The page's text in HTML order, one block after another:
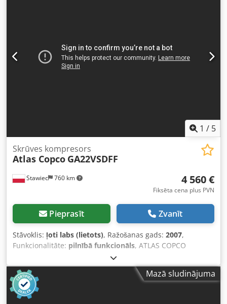
1 / 5
Stawiec 760 km
Skrūves kompresors
Atlas Copco GA22VSDFF
4 560 €
Fiksēta cena plus PVN
Pieprasīt Zvanīt
Stāvoklis: ļoti labs (lietots), Ražošanas gads: 2007,
Funkcionalitāte: pilnībā funkcionāls, ATLAS COPCO
GA22VSDFF skrūvju kompresors ar frekvences pārveidotāju
un gaisa žāvētāju, pēc apkopes. Tehniskie dati: jauda: 3840
m3/min; 22 kW motors; maksimālais spiediens: 12,80 bāri;
Dedpjzmt Hujfx Akmskr ražošanas gads: 2007; darba
stundas: 11469. Cena: 19800 EUR (bez PVN). 24354 EUR (ar
Mazā sludinājuma